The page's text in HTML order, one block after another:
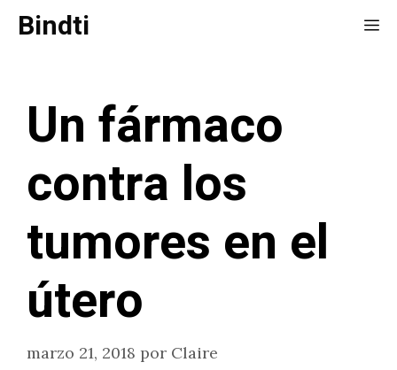
SaltarBindti
Un fármaco
contra los
tumores en el
útero
marzo 21, 2018 por Claire